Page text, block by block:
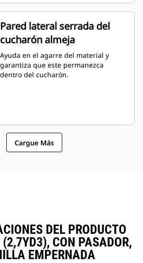
Pared lateral serrada del
cucharón almeja
Ayuda en el agarre del material y
garantiza que este permanezca
dentro del cucharón.
Cargue Más
DEL PRODUCTO
CON PASADOR,
EMPERNADA